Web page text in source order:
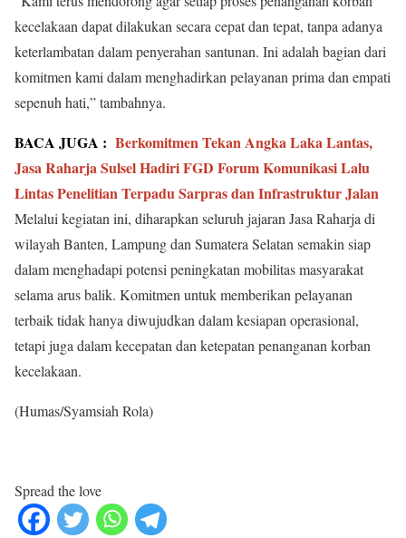
kecelakaan dapat dilakukan secara cepat dan tepat, tanpa adanya
keterlambatan dalam penyerahan santunan. Ini adalah bagian dari
komitmen kami dalam menghadirkan pelayanan prima dan empati
sepenuh hati,” tambahnya.
BACA JUGA : Berkomitmen Tekan Angka Laka Lantas,
Jasa Raharja Sulsel Hadiri FGD Forum Komunikasi Lalu
Lintas Penelitian Terpadu Sarpras dan Infrastruktur Jalan
Melalui kegiatan ini, diharapkan seluruh jajaran Jasa Raharja di
wilayah Banten, Lampung dan Sumatera Selatan semakin siap
dalam menghadapi potensi peningkatan mobilitas masyarakat
selama arus balik. Komitmen untuk memberikan pelayanan
terbaik tidak hanya diwujudkan dalam kesiapan operasional,
tetapi juga dalam kecepatan dan ketepatan penanganan korban
kecelakaan.
(Humas/Syamsiah Rola)
Spread the love